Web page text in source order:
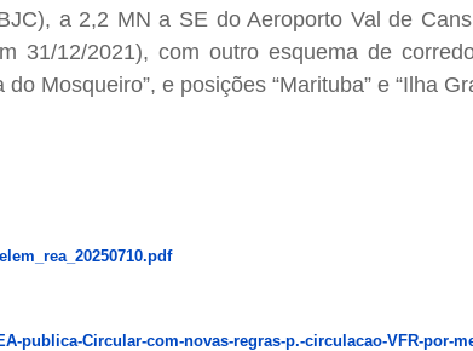
a 2,2 MN a SE do Aeroporto Val de
31/12/2021), com outro esquema de
Mosqueiro”, e posições “Marituba” e “Ilha
publica-Circular-com-novas-regras-p.-circulacao-VFR-por-